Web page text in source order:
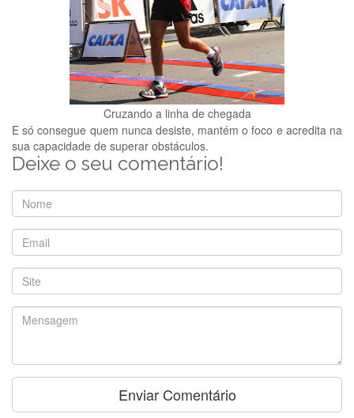
Cruzando a linha de chegada
E só consegue quem nunca desiste, mantém o foco e acredita na
sua capacidade de superar obstáculos.
Deixe o seu comentário!